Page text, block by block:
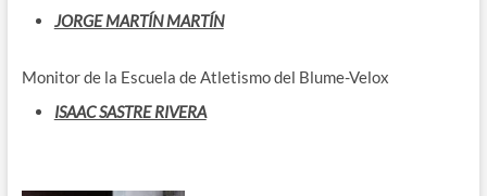
JORGE MARTÍN MARTÍN
Monitor de la Escuela de Atletismo del Blume-Velox
ISAAC SASTRE RIVERA